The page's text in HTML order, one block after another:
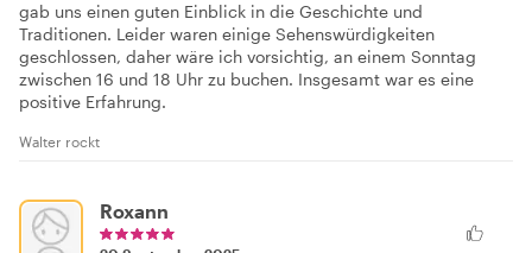
gab uns einen guten Einblick in die Geschichte und
Traditionen. Leider waren einige Sehenswürdigkeiten
geschlossen, daher wäre ich vorsichtig, an einem Sonntag
zwischen 16 und 18 Uhr zu buchen. Insgesamt war es eine
positive Erfahrung.
Walter rockt
Roxann